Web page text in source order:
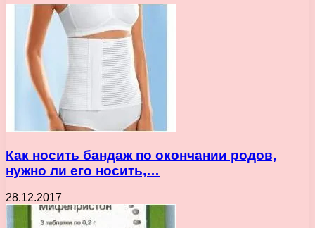
Как носить бандаж по окончании родов,
нужно ли его носить,…
28.12.2017